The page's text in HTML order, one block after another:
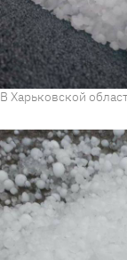
В Харьковской